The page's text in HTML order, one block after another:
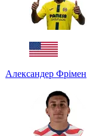
Александер Фрімен